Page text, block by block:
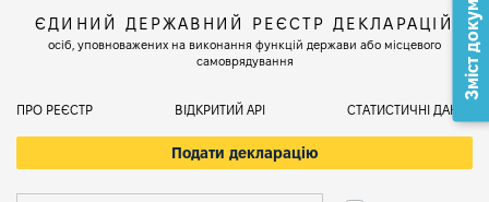
ЄДИНИЙ ДЕРЖАВНИЙ РЕЄСТР ДЕКЛАРАЦІЙ
осіб, уповноважених на виконання функцій держави або місцевого
самоврядування
ПРО РЕЄСТР ВІДКРИТИЙ АРІ СТАТИСТИЧНІ ДАНІ
Подати декларацію
Зміст документа